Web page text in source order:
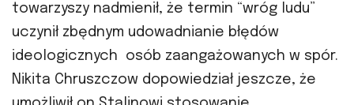
towarzyszy nadmienił, że termin “wróg ludu”
uczynił zbędnym udowadnianie błędów
ideologicznych osób zaangażowanych w spór.
Nikita Chruszczow dopowiedział jeszcze, że